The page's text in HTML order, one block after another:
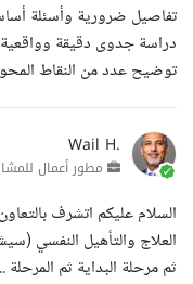
تفاصيل ضرورية وأسئلة
دراسة جدوى دقيقة وواقعية
توضيح عدد من النقاط
Wail H.
مطور أعمال
السلام عليكم اتشرف
العلاج والتأهيل النفسي
ثم مرحلة البداية ثم المرحلة